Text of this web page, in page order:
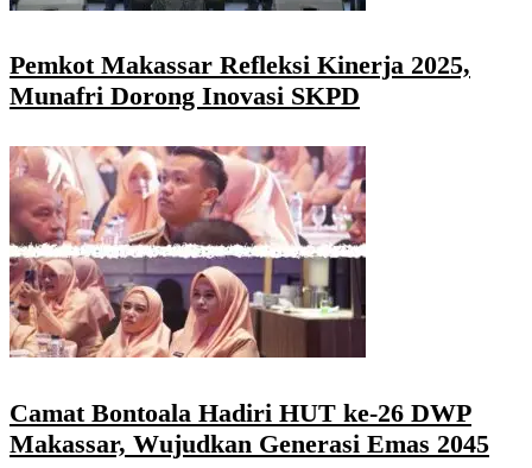
Pemkot Makassar Refleksi Kinerja 2025,
Munafri Dorong Inovasi SKPD
Camat Bontoala Hadiri HUT ke-26 DWP
Makassar, Wujudkan Generasi Emas 2045